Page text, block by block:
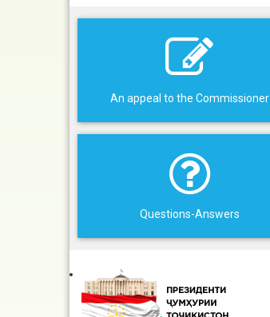
An appeal to the Commissioner
Questions-Answers